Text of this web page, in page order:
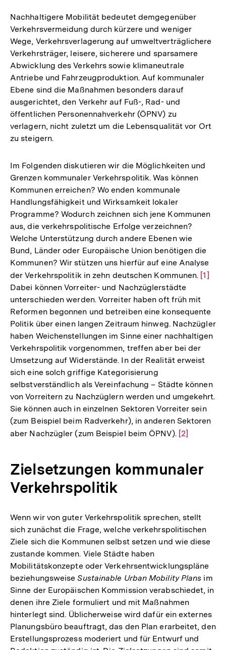
Nachhaltigere Mobilität bedeutet demgegenüber
Verkehrsvermeidung durch kürzere und weniger
Wege, Verkehrsverlagerung auf umweltverträglichere
Verkehrsträger, leisere, sicherere und sparsamere
Abwicklung des Verkehrs sowie klimaneutrale
Antriebe und Fahrzeugproduktion. Auf kommunaler
Ebene sind die Maßnahmen besonders darauf
ausgerichtet, den Verkehr auf Fuß-, Rad- und
öffentlichen Personennahverkehr (ÖPNV) zu
verlagern, nicht zuletzt um die Lebensqualität vor Ort
zu steigern.
Im Folgenden diskutieren wir die Möglichkeiten und
Grenzen kommunaler Verkehrspolitik. Was können
Kommunen erreichen? Wo enden kommunale
Handlungsfähigkeit und Wirksamkeit lokaler
Programme? Wodurch zeichnen sich jene Kommunen
aus, die verkehrspolitische Erfolge verzeichnen?
Welche Unterstützung durch andere Ebenen wie
Bund, Länder oder Europäische Union benötigen die
Kommunen? Wir stützen uns hierfür auf eine Analyse
der Verkehrspolitik in zehn deutschen Kommunen. Zur
der
[1]
Dabei können Vorreiter- und Nachzüglerstädte
unterschieden werden. Vorreiter haben oft früh mit
Reformen begonnen und betreiben eine konsequente
Politik über einen langen Zeitraum hinweg. Nachzügler
haben Weichenstellungen im Sinne einer nachhaltigen
Verkehrspolitik vorgenommen, treffen aber bei der
Umsetzung auf Widerstände. In der Realität erweist
sich eine solch griffige Kategorisierung
selbstverständlich als Vereinfachung – Städte können
von Vorreitern zu Nachzüglern werden und umgekehrt.
Sie können auch in einzelnen Sektoren Vorreiter sein
(zum Beispiel beim Radverkehr), in anderen Sektoren
aber Nachzügler (zum Beispiel beim ÖPNV). Zur
Fußnote
[2]
Zielsetzungen kommunaler
Verkehrspolitik
Wenn wir von guter Verkehrspolitik sprechen, stellt
sich zunächst die Frage, welche verkehrspolitischen
Ziele sich die Kommunen selbst setzen und wie diese
zustande kommen. Viele Städte haben
Mobilitätskonzepte oder Verkehrsentwicklungspläne
beziehungsweiseSustainable Urban Mobility Plans im
Sinne der Europäischen Kommission verabschiedet, in
denen ihre Ziele formuliert und mit Maßnahmen
hinterlegt sind. Üblicherweise wird dafür ein externes
Planungsbüro beauftragt, das den Plan erarbeitet, den
Erstellungsprozess moderiert und für Entwurf und